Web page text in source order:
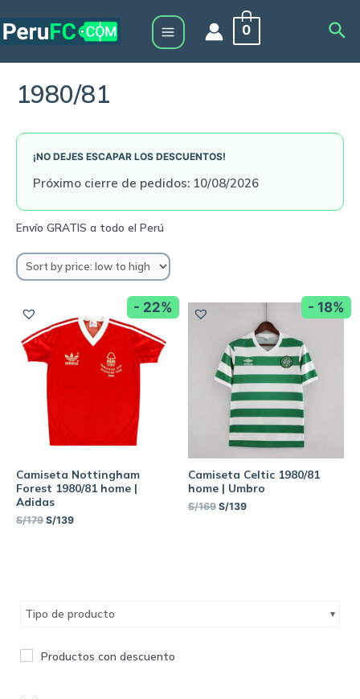
to
Main
0
Tipo de producto
Productos con descuento
1980/81
¡NO DEJES ESCAPAR LOS DESCUENTOS!
Próximo cierre de pedidos: 10/08/2026
- 22%
Camiseta Nottingham
Forest 1980/81 home |
Adidas
S/179 S/139
- 18%
Camiseta Celtic 1980/81
home | Umbro
S/169 S/139